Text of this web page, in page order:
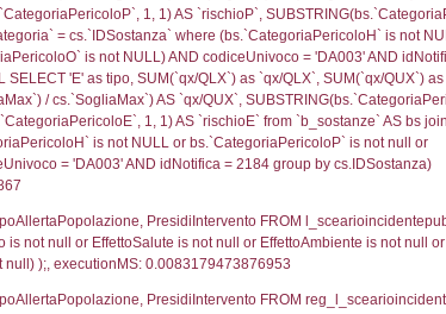
FROM
AND
FROM
AND